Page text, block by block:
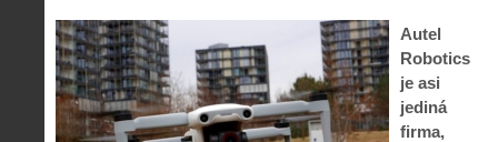
Autel
Robotics
je asi
jediná
firma,